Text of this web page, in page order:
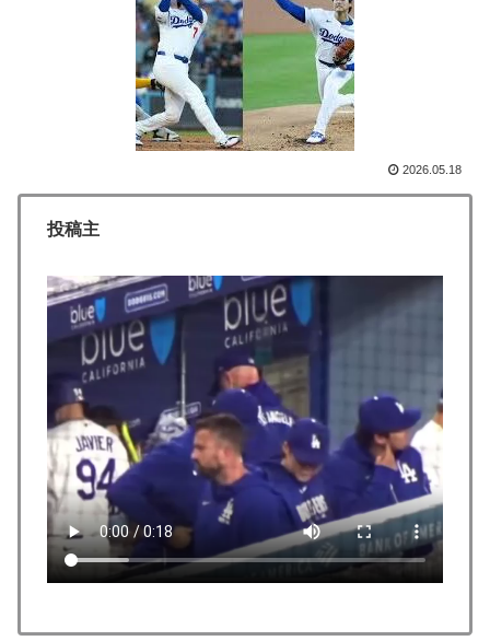
海外「なんてこった！」日本とドイツの病院食のあまり
の差に海外が大騒ぎ
【衝撃】韓国人「日本の軽トラ、原型どこ行った」
韓国人「手術中に震度6強の地震、その時の日本の医療
スタッフたちの姿をご覧ください」→「マジで鳥肌立っ
た」「こういう姿は韓国も見習わないと」「あんな状況
動したはずだ」【熊本地震】
12年の国際試合における外国審判への接待疑惑が海外で
一斉に報じられる‥」
▶ 海外「凄すぎる！」折り紙と並ぶあの日本の偉大な発明
に海外がびっくり仰天
▶ 海外「全部日本の真似だったのか…」 日本の普通のテ
レビ番組が最新SNSの数十年先を行っていたと話題に
▶ 海外「日本人はなんて気高いんだ！」 英高級紙も驚愕
した極限の中の日本人の姿に世界が衝撃
▶ 韓国人「台風で品不足になった沖縄のスーパーに行って
みたら、なぜか辛ラーメンだけ売れ残っていたんで
す…」
2026.05.18
投稿主